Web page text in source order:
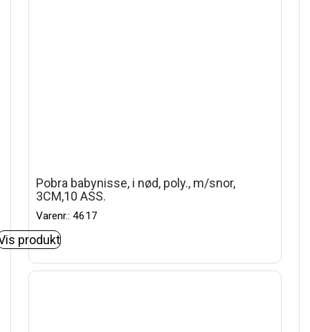
Pobra babynisse, i nød, poly., m/snor,
3CM,10 ASS.
Varenr.: 4617
produkt